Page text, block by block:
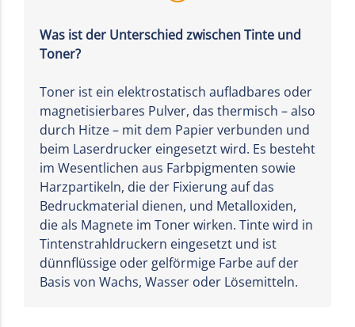
Was ist der Unterschied zwischen Tinte und
Toner?
Toner ist ein elektrostatisch aufladbares oder
magnetisierbares Pulver, das thermisch – also
durch Hitze – mit dem Papier verbunden und
beim Laserdrucker eingesetzt wird. Es besteht
im Wesentlichen aus Farbpigmenten sowie
Harzpartikeln, die der Fixierung auf das
Bedruckmaterial dienen, und Metalloxiden,
die als Magnete im Toner wirken. Tinte wird in
Tintenstrahldruckern eingesetzt und ist
dünnflüssige oder gelförmige Farbe auf der
Basis von Wachs, Wasser oder Lösemitteln.